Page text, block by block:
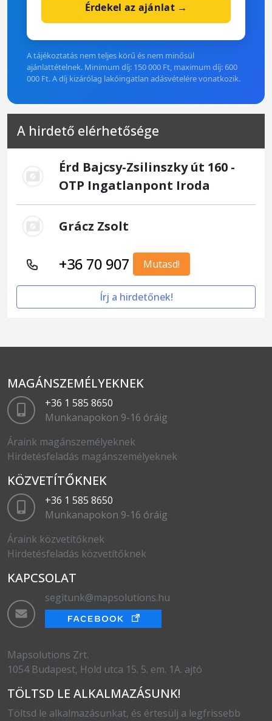
Érdekel az ajánlat →
A tájékoztatás nem teljes körű és nem minősül
ajánlattételnek. Minimum díj: 150 000 Ft, maximum díj: 600
000 Ft. A díj kizárólag lakóingatlan adásvételére vonatkozik.
A hirdető elérhetősége
Érd Bajcsy-Zsilinszky út 160 -
OTP Ingatlanpont Iroda
Grácz Zsolt
+36 70 907 Mutasd!
Írj a hirdetőnek!
MAGÁNSZEMÉLYEKNEK
+36 1 585 8650
Munkanapokon 9-16 óráig
Áraink magánszemélyeknek
Hirdetésfeladás magánszemélyeknek
KÖZVETÍTŐKNEK
+36 1 585 8650
Munkanapokon 9-16 óráig
Áraink közvetítőknek
Hirdetésfeladás közvetítőknek
KAPCSOLAT
segitunk@mapsolutions.hu
Mapsolutions Zrt.
1054 Budapest, Hold utca 15. 5. em. 1A. ajtó
TÖLTSD LE ALKALMAZÁSUNK!
Töltsd le alkalmazásunkat, és értesülj a legfrissebb